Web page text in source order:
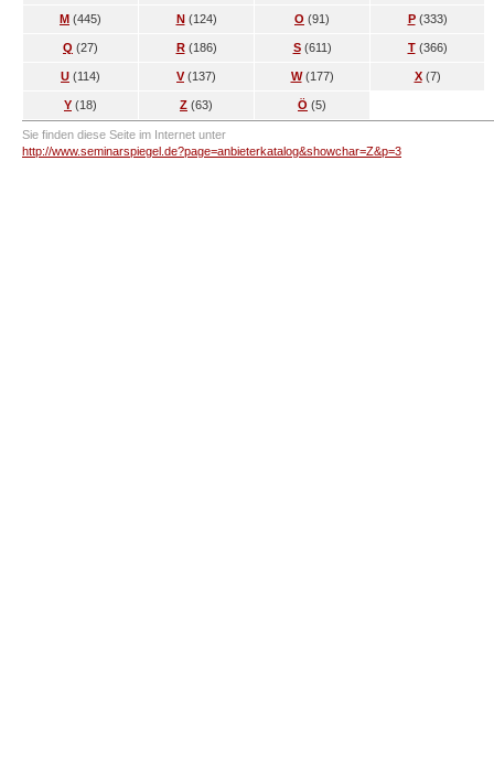
M (445) N(124) O (91) P(333)
Q (27) R(186) S(611) T(366)
U (114) V(137) W(177) X(7)
Y (18) Z (63) Ö (5)
Sie finden diese Seite im Internet unter
http://www.seminarspiegel.de?page=anbieterkatalog&showchar=Z&p=3